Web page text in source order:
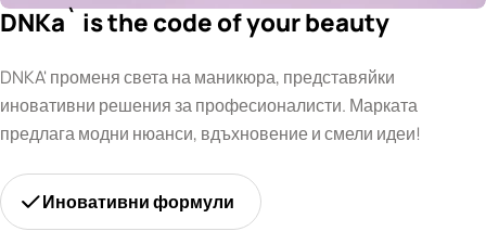
DNKa` is the code of your beauty
DNKA' променя света на маникюра, представяйки
иновативни решения за професионалисти. Марката
предлага модни нюанси, вдъхновение и смели идеи!
Иновативни формули